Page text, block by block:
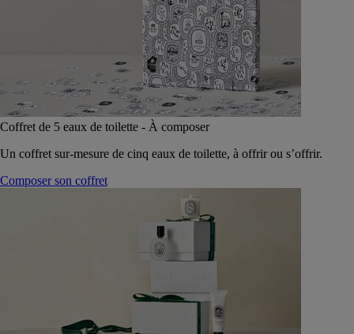
Coffret de 5 eaux de toilette - À composer
Un coffret sur-mesure de cinq eaux de toilette, à offrir ou s’offrir.
Composer son coffret